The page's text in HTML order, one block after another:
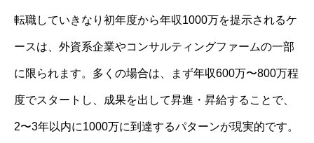
転職していきなり初年度から年収1000万を提示されるケ
ースは、外資系企業やコンサルティングファームの一部
に限られます。多くの場合は、まず年収600万〜800万程
度でスタートし、成果を出して昇進・昇給することで、
2〜3年以内に1000万に到達するパターンが現実的です。